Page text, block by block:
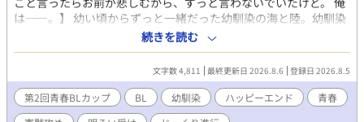
樹は不思議な声を聴く。「もう一度、君の音を聴かせてほしい」
その一言をきっかけに、夏樹の中で眠っていた感情が、張り詰め
た弦のように震え始める。 作品時系列：「恋人はメリーゴーラン
ド少年だった。」→「恋人はメリーゴーランド少年だった～永遠
の誓い編」→「アイアンエンジェル～あの日の旋律」→「夏椿の
天使～あの日に出会った旋律」→「白い雫の天使～親愛なる人へ
の旋律」→「上弦の月の天使～結ばれた約束の夜」→「青い月の
天使～あの日の約束の旋律」→本作「鳴弦の天使～あの日に出会
は——。】 幼い頃からずっと一緒だった幼馴染の海と陸。幼馴染
で親友であったはずの陸に海は長年想いを寄せていた。そんな気
持ちを隠しながらも親友としてチームメイトとして 「甲子園へ行
こう」と誓い合い、高校最後の夏を迎えた二人は、野球部の中心
選手として夢を追いかけていた。 しかし、海の怪我をきっかけに
チームの空気は変わり始める。 仲間との衝突、すれ違う2人の気
持ち、そして長年の海の陸への恋心の行方は。 挫折、衝突、すれ
続きを読む
文字数 4,811 最終更新日 2026.8.6 登録日 2026.8.5
第2回青春BLカップ BL 幼馴染 ハッピーエンド
青春